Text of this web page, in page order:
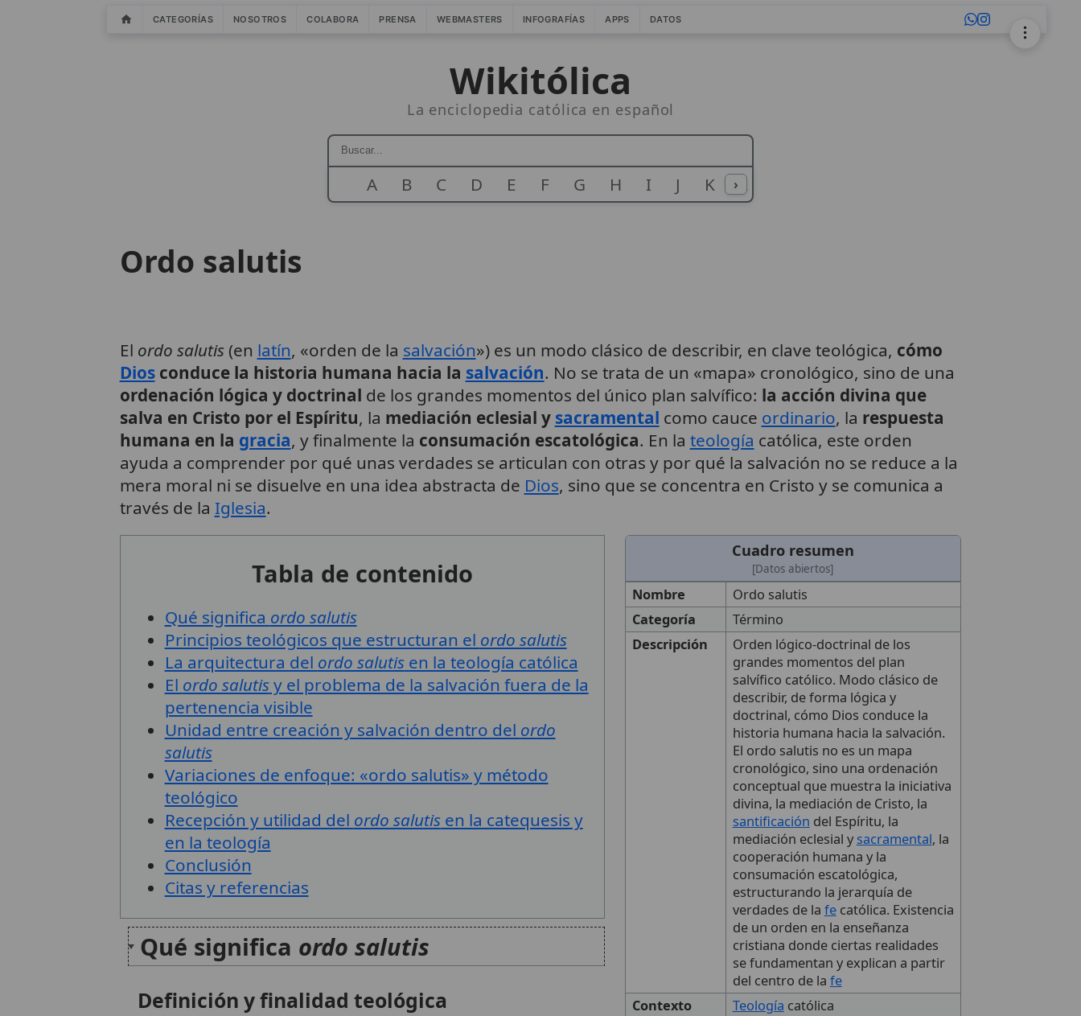
CATEGORÍAS NOSOTROS COLABORA PRENSA WEBMASTERS INFOGRAFÍAS APPS DATOS
Wikitólica
La enciclopedia católica en español
A B C D E F G H I J K L
›
Ordo salutis
El ordo salutis(en latín, «orden de la salvación») es un modo clásico de describir, en clave teológica, cómo
Diosconduce la historia humana hacia la salvación. No se trata de un «mapa» cronológico, sino de una
ordenación lógica y doctrinal de los grandes momentos del único plan salvífico: la acción divina que
salva en Cristo por el Espíritu, la mediación eclesial y sacramental como cauce ordinario, la respuesta
humana en la gracia, y finalmente la consumación escatológica. En la teología católica, este orden
ayuda a comprender por qué unas verdades se articulan con otras y por qué la salvación no se reduce a la
mera moral ni se disuelve en una idea abstracta de Dios, sino que se concentra en Cristo y se comunica a
través de la Iglesia.
Cuadro resumen
[Datos abiertos]
Nombre
Ordo salutis
Categoría
Término
Descripción
Orden lógico-doctrinal de los
grandes momentos del plan
salvífico católico. Modo clásico de
describir, de forma lógica y
doctrinal, cómo Dios conduce la
historia humana hacia la salvación.
El ordo salutis no es un mapa
cronológico, sino una ordenación
conceptual que muestra la iniciativa
divina, la mediación de Cristo, la
santificación del Espíritu, la
mediación eclesial y sacramental, la
cooperación humana y la
consumación escatológica,
estructurando la jerarquía de
verdades de la fecatólica. Existencia
de un orden en la enseñanza
cristiana donde ciertas realidades
se fundamentan y explican a partir
del centro de la fe
Contexto
Teología católica
Tabla de contenido
Qué significa ordo salutis
Principios teológicos que estructuran el ordo salutis
La arquitectura del ordo salutisen la teología católica
El ordo salutisy el problema de la salvación fuera de la
pertenencia visible
Unidad entre creación y salvación dentro del ordo
salutis
Variaciones de enfoque: «ordo salutis» y método
teológico
Recepción y utilidad del ordo salutisen la catequesis y
en la teología
Conclusión
Citas y referencias
Qué significa ordo salutis
Definición y finalidad teológica